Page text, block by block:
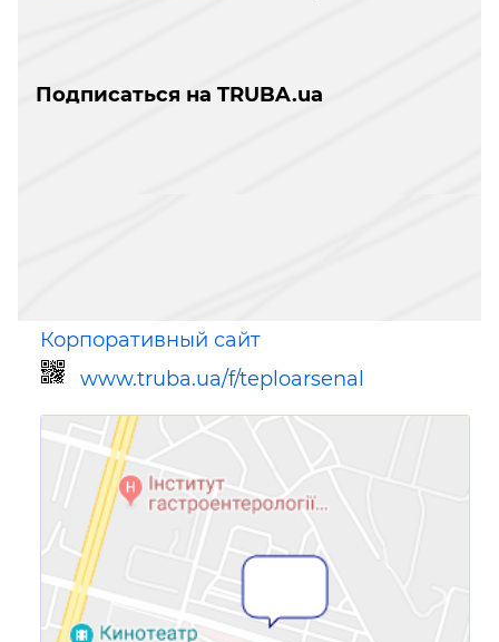
Подписаться на TRUBA.ua
Корпоративный сайт
www.truba.ua/f/teploarsenal
Ссылка для мобильных устройств